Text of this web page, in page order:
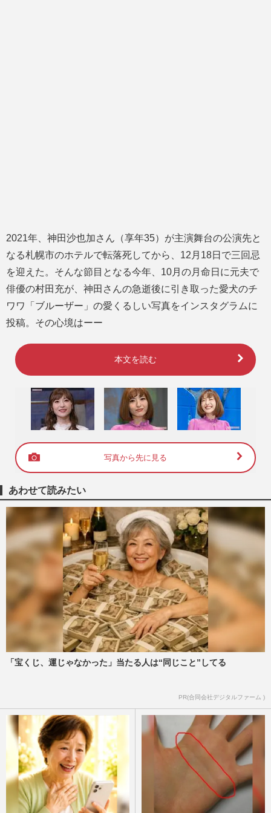
2021年、神田沙也加さん（享年35）が主演舞台の公演先と
なる札幌市のホテルで転落死してから、12月18日で三回忌
を迎えた。そんな節目となる今年、10月の月命日に元夫で
俳優の村田充が、神田さんの急逝後に引き取った愛犬のチ
ワワ「ブルーザー」の愛くるしい写真をインスタグラムに
投稿。その心境はーー
本文を読む
写真から先に見る
あわせて読みたい
「宝くじ、運じゃなかった」当たる人は“同じこと”してる
PR(合同会社デジタルファーム )